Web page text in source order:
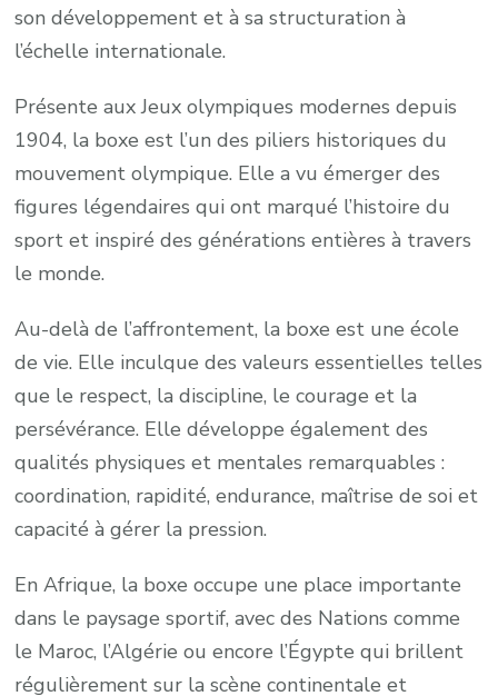
son développement et à sa structuration à
l’échelle internationale.
Présente aux Jeux olympiques modernes depuis
1904, la boxe est l’un des piliers historiques du
mouvement olympique. Elle a vu émerger des
figures légendaires qui ont marqué l’histoire du
sport et inspiré des générations entières à travers
le monde.
Au-delà de l’affrontement, la boxe est une école
de vie. Elle inculque des valeurs essentielles telles
que le respect, la discipline, le courage et la
persévérance. Elle développe également des
qualités physiques et mentales remarquables :
coordination, rapidité, endurance, maîtrise de soi et
capacité à gérer la pression.
En Afrique, la boxe occupe une place importante
dans le paysage sportif, avec des Nations comme
le Maroc, l’Algérie ou encore l’Égypte qui brillent
régulièrement sur la scène continentale et